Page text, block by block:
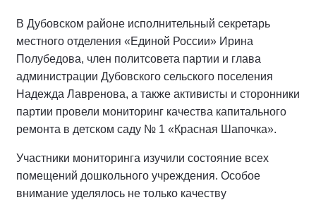
В Дубовском районе исполнительный секретарь
местного отделения «Единой России» Ирина
Полубедова, член политсовета партии и глава
администрации Дубовского сельского поселения
Надежда Лавренова, а также активисты и сторонники
партии провели мониторинг качества капитального
ремонта в детском саду № 1 «Красная Шапочка».
Участники мониторинга изучили состояние всех
помещений дошкольного учреждения. Особое
внимание уделялось не только качеству